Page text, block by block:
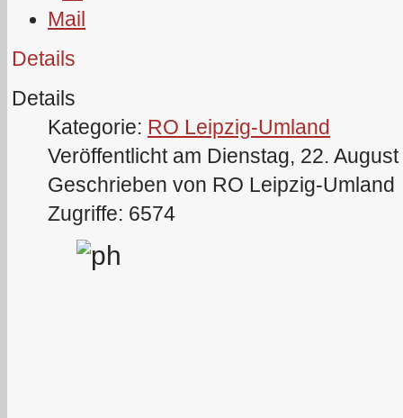
Details
Details
Kategorie: RO Leipzig-Umland
Veröffentlicht am Dienstag, 22.
Geschrieben von RO Leipzig-Umland
Zugriffe: 6574